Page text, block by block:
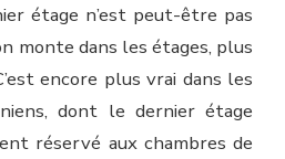
étage n’est peut-être pas
monte dans les étages, plus
encore plus vrai dans les
dont le dernier étage
réservé aux chambres de